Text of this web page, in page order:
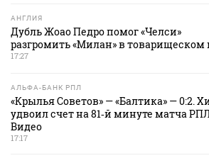
АНГЛИЯ
Дубль Жоао Педро помог «Челси»
разгромить «Милан» в товарищеском
17:27
АЛЬФА-БАНК РПЛ
«Крылья Советов» — «Балтика» — 0:2.
удвоил счет на 81‑й минуте матча
Видео
17:17